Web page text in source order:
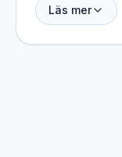
motorhissar.
leverantörer av
Läs mer